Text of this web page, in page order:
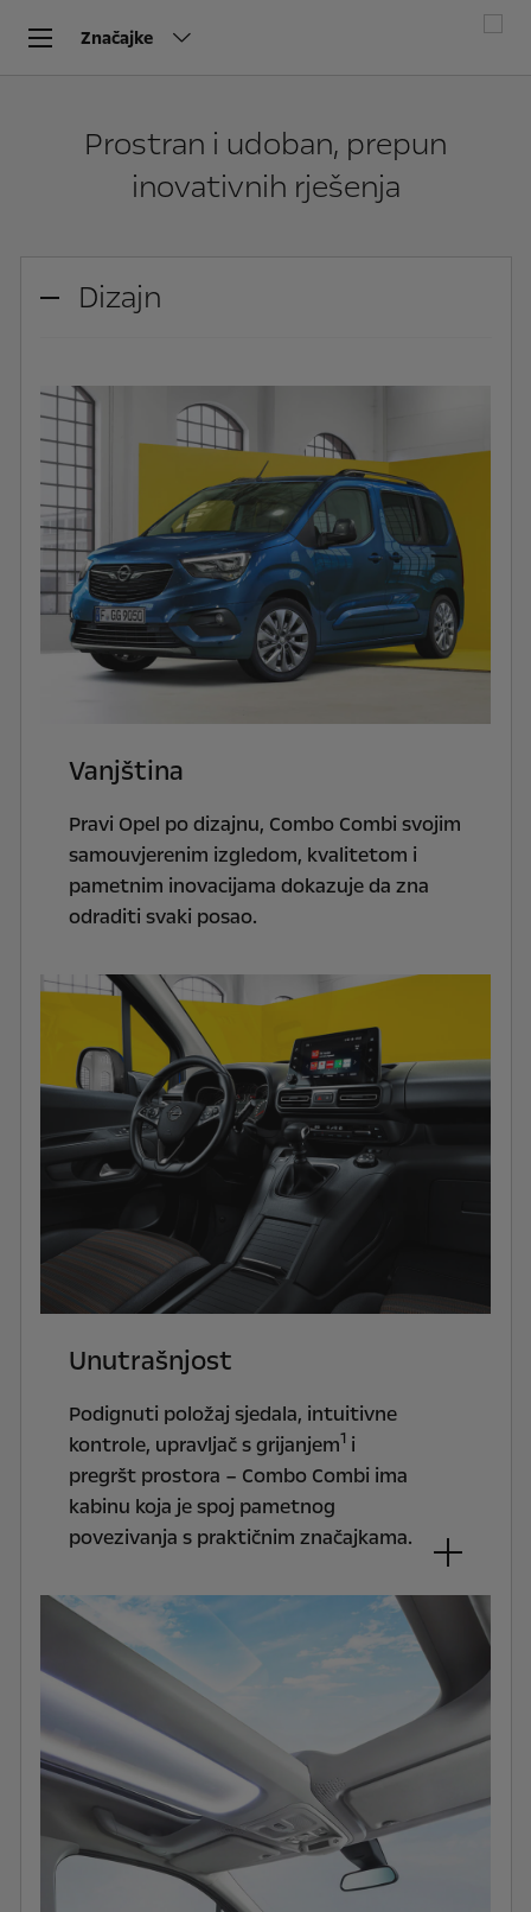
Značajke
Prostran i udoban, prepun
inovativnih rješenja
Dizajn
Vanjština
Pravi Opel po dizajnu, Combo Combi svojim
samouvjerenim izgledom, kvalitetom i
pametnim inovacijama dokazuje da zna
odraditi svaki posao.
Unutrašnjost
Podignuti položaj sjedala, intuitivne
kontrole, upravljač s grijanjem1i
pregršt prostora – Combo Combi ima
kabinu koja je spoj pametnog
povezivanja s praktičnim značajkama.